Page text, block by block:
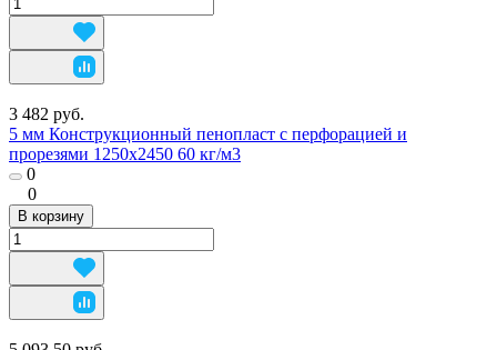
3 482 руб.
5 мм Конструкционный пенопласт с перфорацией и
прорезями 1250х2450 60 кг/м3
0
0
В корзину